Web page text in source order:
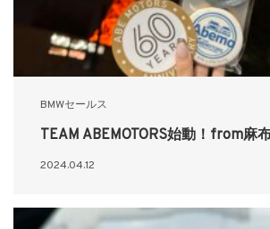
BMWセールス
TEAM ABEMOTORS始動！from麻
2024.04.12